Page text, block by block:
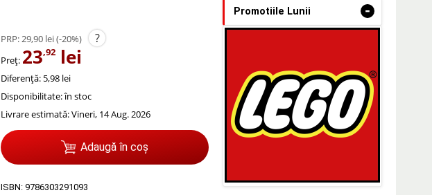
PRP:29,90 lei(-20%) ?
Preț: 23,92 lei
Diferență: 5,98 lei
Disponibilitate:în stoc
Livrare estimată:Vineri, 14 Aug. 2026
Adaugă în coș
ISBN: 9786303291093
Promotiile Lunii -